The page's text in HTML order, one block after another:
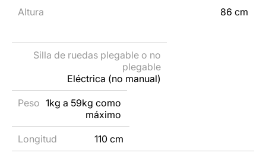
86 cm
Eléctrica (no manual)
1kg a 59kg como
máximo
110 cm